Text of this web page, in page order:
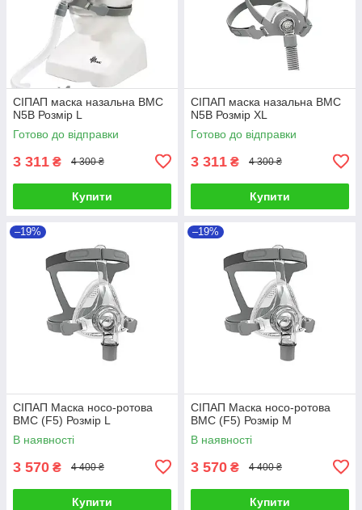
СІПАП маска назальна BMC
N5B Розмір L
Готово до відправки
3 311 ₴ 4 300 ₴
Купити
СІПАП маска назальна BMC
N5B Розмір XL
Готово до відправки
3 311 ₴ 4 300 ₴
Купити
–19%
СІПАП Маска носо-ротова
BMC (F5) Розмір L
В наявності
3 570 ₴ 4 400 ₴
Купити
–19%
СІПАП Маска носо-ротова
BMC (F5) Розмір M
В наявності
3 570 ₴ 4 400 ₴
Купити